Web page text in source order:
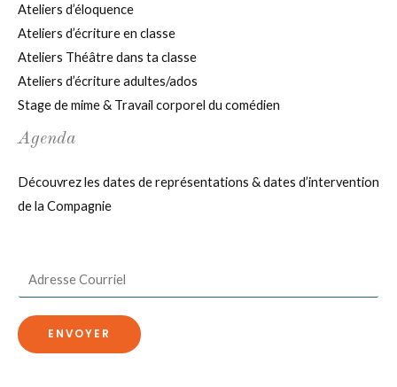
Ateliers d’éloquence
Ateliers d’écriture en classe
Ateliers Théâtre dans ta classe
Ateliers d’écriture adultes/ados
Stage de mime & Travail corporel du comédien
Agenda
Découvrez les dates de représentations & dates d’intervention
de la Compagnie
m
a
i
ENVOYER